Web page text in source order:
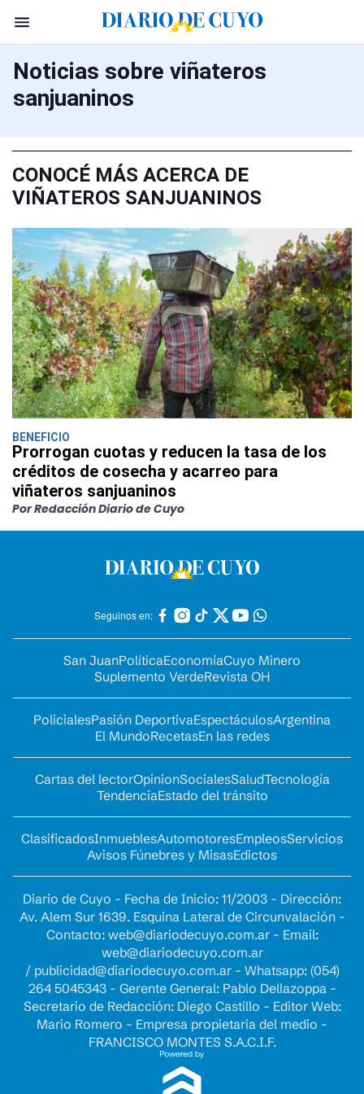
Noticias sobre viñateros
sanjuaninos
CONOCÉ MÁS ACERCA DE
VIÑATEROS SANJUANINOS
BENEFICIO
Prorrogan cuotas y reducen la tasa de los
créditos de cosecha y acarreo para
viñateros sanjuaninos
Por Redacción Diario de Cuyo
Seguinos en:
San JuanPolíticaEconomíaCuyo Minero
Suplemento VerdeRevista OH
PolicialesPasión DeportivaEspectáculosArgentina
El MundoRecetasEn las redes
Cartas del lectorOpinionSocialesSaludTecnología
TendenciaEstado del tránsito
ClasificadosInmueblesAutomotoresEmpleosServicios
Avisos Fúnebres y MisasEdictos
Diario de Cuyo - Fecha de Inicio: 11/2003 - Dirección:
Av. Alem Sur 1639. Esquina Lateral de Circunvalación -
Contacto: web@diariodecuyo.com.ar- Email:
web@diariodecuyo.com.ar
/ publicidad@diariodecuyo.com.ar- Whatsapp: (054)
264 5045343 - Gerente General: Pablo Dellazoppa -
Secretario de Redacción: Diego Castillo - Editor Web:
Mario Romero - Empresa propietaria del medio -
FRANCISCO MONTES S.A.C.I.F.